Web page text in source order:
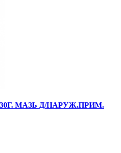
30Г. МАЗЬ Д/НАРУЖ.ПРИМ.